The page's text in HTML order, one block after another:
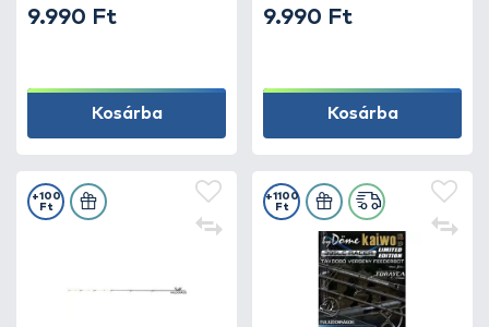
9.990 Ft
Kosárba
9.990 Ft
Kosárba
+100
Ft
+1100
Ft